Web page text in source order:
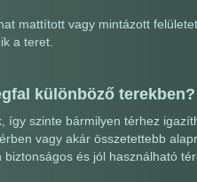
mattított vagy mintázott
a teret.
különböző terekben?
szinte bármilyen térhez
vagy akár összetettebb
és jól használható